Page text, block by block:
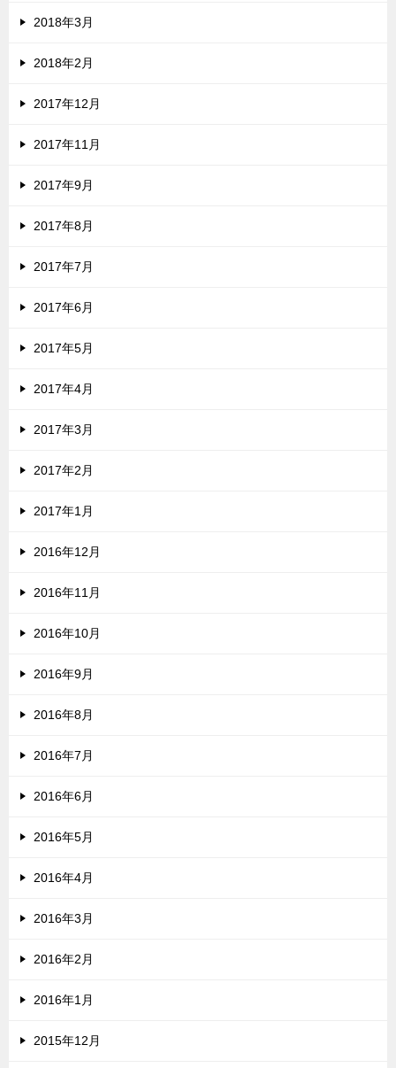
2018年3月
2018年2月
2017年12月
2017年11月
2017年9月
2017年8月
2017年7月
2017年6月
2017年5月
2017年4月
2017年3月
2017年2月
2017年1月
2016年12月
2016年11月
2016年10月
2016年9月
2016年8月
2016年7月
2016年6月
2016年5月
2016年4月
2016年3月
2016年2月
2016年1月
2015年12月